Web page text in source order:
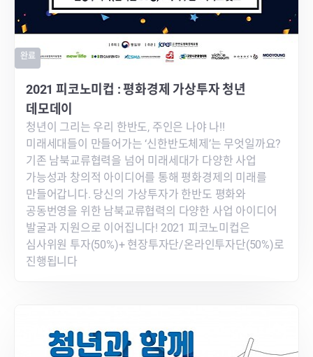
완료
2021 피코노미컵 : 평화경제 가상투자 청년
데모데이
청년이 그리는 우리 한반도, 주인은 나야 나!!
미래세대들이 만들어가는 ‘신한반도체제’는 무엇일까요?
기존 남북교류협력을 넘어 미래세대가 다양한 사업
가능성과 창의적 아이디어를 통해 평화경제의 미래를
만들어갑니다. 당신의 가상투자가 한반도 평화와
공동번영을 위한 남북교류협력의 다양한 사업 아이디어
발굴과 지원으로 이어집니다! 2021 피코노미컵은
심사위원 투자(50%)+ 현장투자단/온라인투자단(50%)로
진행됩니다